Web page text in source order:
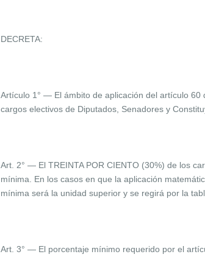
DECRETA:
Artículo 1° — El ámbito de aplicación del artículo 60
cargos electivos de Diputados, Senadores y
Art. 2° — El TREINTA POR CIENTO (30%) de los
mínima. En los casos en que la aplicación
mínima será la unidad superior y se regirá por la
Art. 3° — El porcentaje mínimo requerido por el